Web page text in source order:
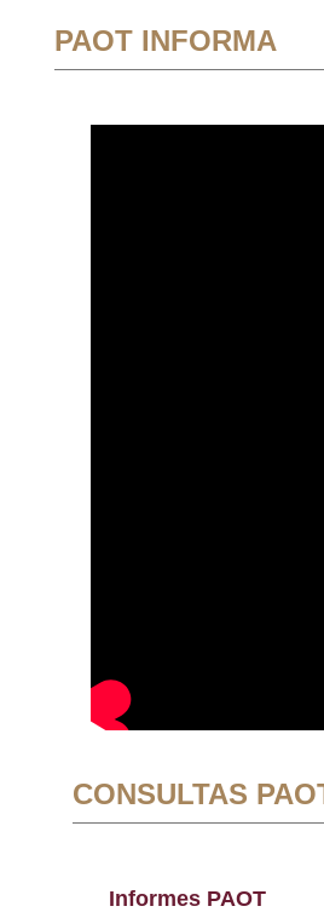
PAOT INFORMA
CONSULTAS
Informes PAOT